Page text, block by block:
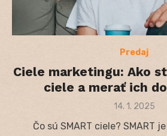
Predaj
Ciele marketingu: Ako
ciele a merať ich
Posted
14. 1. 2025
Čo sú SMART ciele? SMART